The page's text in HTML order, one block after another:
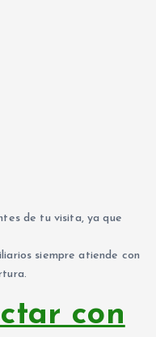
de tu visita, ya que
siempre atiende con
con